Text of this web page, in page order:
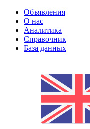
Объявления
О нас
Аналитика
Справочник
База данных